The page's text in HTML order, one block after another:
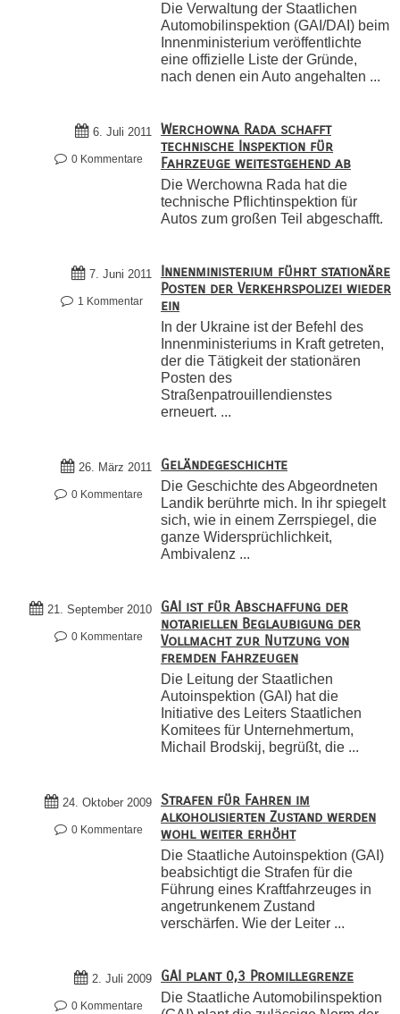
Die Verwaltung der Staatlichen
Automobilinspektion (GAI/DAI) beim
Innenministerium veröffentlichte
eine offizielle Liste der Gründe,
nach denen ein Auto angehalten ...
6. Juli 2011
0 Kommentare
Werchowna Rada schafft
technische Inspektion für
Fahrzeuge weitestgehend ab
Die Werchowna Rada hat die
technische Pflichtinspektion für
Autos zum großen Teil abgeschafft.
7. Juni 2011
1 Kommentar
Innenministerium führt stationäre
Posten der Verkehrspolizei wieder
ein
In der Ukraine ist der Befehl des
Innenministeriums in Kraft getreten,
der die Tätigkeit der stationären
Posten des
Straßenpatrouillendienstes
erneuert. ...
26. März 2011
0 Kommentare
Geländegeschichte
Die Geschichte des Abgeordneten
Landik berührte mich. In ihr spiegelt
sich, wie in einem Zerrspiegel, die
ganze Widersprüchlichkeit,
Ambivalenz ...
21. September 2010
0 Kommentare
GAI ist für Abschaffung der
notariellen Beglaubigung der
Vollmacht zur Nutzung von
fremden Fahrzeugen
Die Leitung der Staatlichen
Autoinspektion (GAI) hat die
Initiative des Leiters Staatlichen
Komitees für Unternehmertum,
Michail Brodskij, begrüßt, die ...
24. Oktober 2009
0 Kommentare
Strafen für Fahren im
alkoholisierten Zustand werden
wohl weiter erhöht
Die Staatliche Autoinspektion (GAI)
beabsichtigt die Strafen für die
Führung eines Kraftfahrzeuges in
angetrunkenem Zustand
verschärfen. Wie der Leiter ...
2. Juli 2009
0 Kommentare
GAI plant 0,3 Promillegrenze
Die Staatliche Automobilinspektion